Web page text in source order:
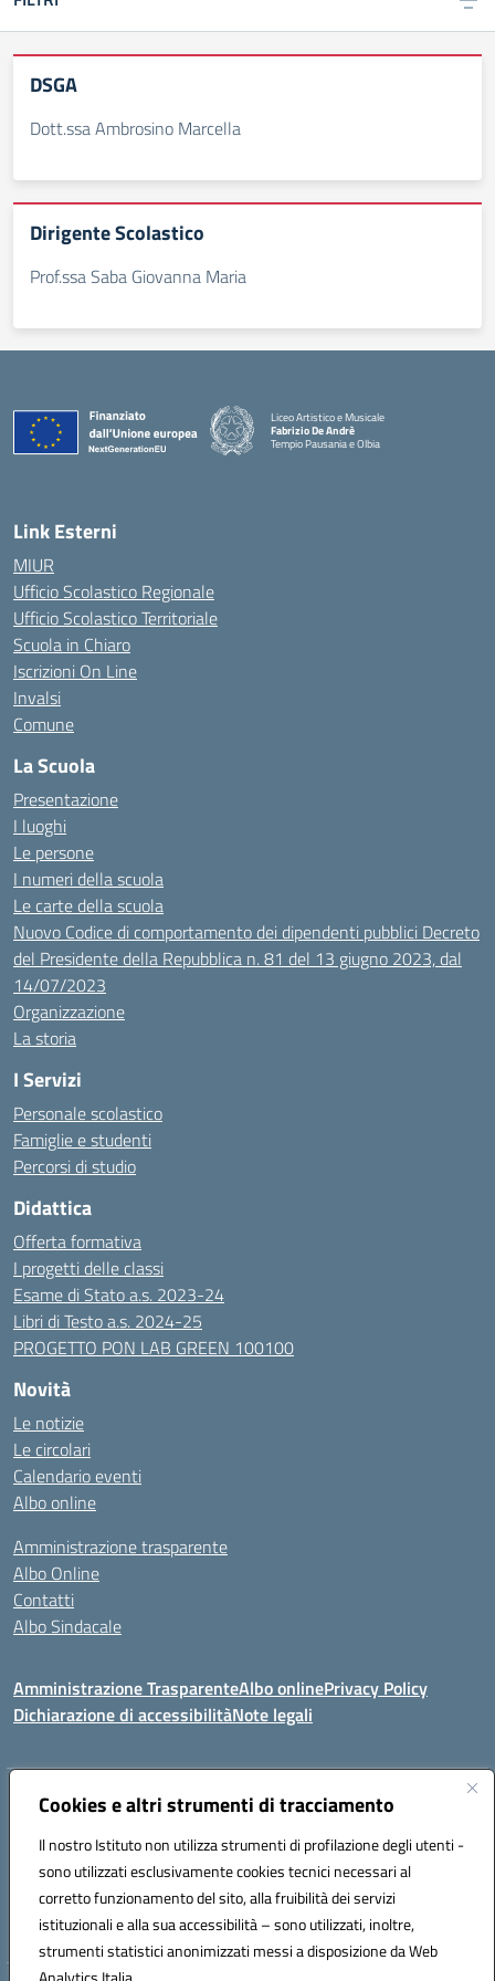
Cookies e altri strumenti di tracciamento
Il nostro Istituto non utilizza strumenti di profilazione degli utenti -
sono utilizzati esclusivamente cookies tecnici necessari al
corretto funzionamento del sito, alla fruibilità dei servizi
istituzionali e alla sua accessibilità – sono utilizzati, inoltre,
strumenti statistici anonimizzati messi a disposizione da Web
DSGA
Dott.ssa Ambrosino Marcella
Dirigente Scolastico
Prof.ssa Saba Giovanna Maria
Liceo Artistico e Musicale
Fabrizio De Andrè
Tempio Pausania e Olbia
— Visita la pagina iniziale della scuola
Link Esterni
MIUR
Ufficio Scolastico Regionale
Ufficio Scolastico Territoriale
Scuola in Chiaro
Iscrizioni On Line
Invalsi
Comune
La Scuola
Presentazione
I luoghi
Le persone
I numeri della scuola
Le carte della scuola
Nuovo Codice di comportamento dei dipendenti pubblici Decreto
del Presidente della Repubblica n. 81 del 13 giugno 2023, dal
14/07/2023
Organizzazione
La storia
I Servizi
Personale scolastico
Famiglie e studenti
Percorsi di studio
Didattica
Offerta formativa
I progetti delle classi
Esame di Stato a.s. 2023-24
Libri di Testo a.s. 2024-25
PROGETTO PON LAB GREEN 100100
Novità
Le notizie
Le circolari
Calendario eventi
Albo online
Amministrazione trasparente
Albo Online
Contatti
Albo Sindacale
Amministrazione TrasparenteAlbo onlinePrivacy Policy
Dichiarazione di accessibilitàNote legali
Indirizzo:Via De Martis s.n.c. 07029 Tempio Pausania (OT)
Posta elettronica certificata (PEC):sssl030007@pec.istruzione.it
Codice fiscale: 91009410902
Codice meccanografico: SSSL030007